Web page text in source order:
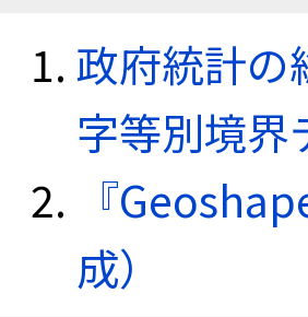
政府統計の
字等別境界
『
成）